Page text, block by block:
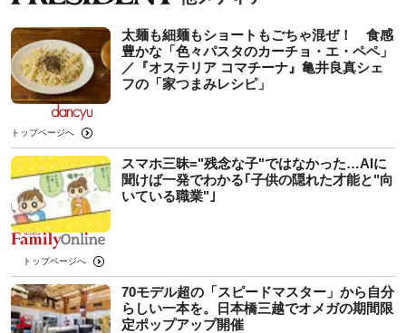
太麺も細麺もショートもごちゃ混ぜ！ 食感
豊かな「色々パスタのカーチョ・エ・ペペ」
／『オステリア コマチーナ』亀井良真シェ
フの「家つまみレシピ」
トップページへ
スマホ三昧="残念な子"ではなかった…AIに
聞けば一発でわかる｢子供の隠れた才能と"向
いている職業"｣
トップページへ
70モデル超の「スピードマスター」から自分
らしい一本を。日本橋三越でオメガの期間限
定ポップアップ開催